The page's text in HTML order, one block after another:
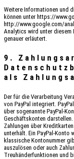
Weitere Informationen und
können unter https://
http://www.google.com/
Analytics wird unter
genauer erläutert.
9.
als
Der für die Verarbeitung
von PayPal integriert.
über sogenannte PayPal-
Geschäftskonten
Zahlungen über
unterhält. Ein PayPal-Konto
klassische Kontonummer
auszulösen oder auch
Treuhänderfunktionen und